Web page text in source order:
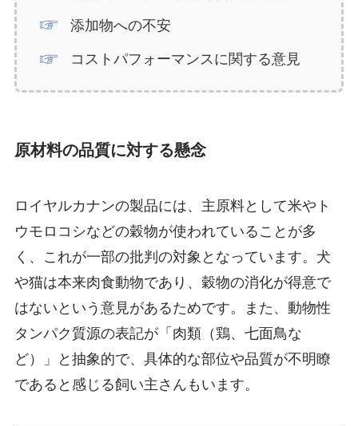
添加物への不安
コストパフォーマンスに関する意見
原材料の品質に対する懸念
ロイヤルカナンの製品には、主原料として米やト
ウモロコシなどの穀物が使われていることが多
く、これが一部の批判の対象となっています。犬
や猫は本来肉食動物であり、穀物の消化が得意で
はないという意見があるためです。また、動物性
タンパク質源の表記が「肉類（鶏、七面鳥な
ど）」と抽象的で、具体的な部位や品質が不明瞭
であると感じる飼い主さんもいます。